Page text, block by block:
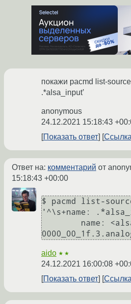
покажи pacmd list-
.*alsa_input’
anonymous
24.12.2021 15:18:43
Показать ответ
Ссылка
Ответ на: комментарий от
15:18:43 +00:00
$ pacmd list-
'^\s+name:
aido ★★
24.12.2021 16:00:08
Показать ответ Ссылка